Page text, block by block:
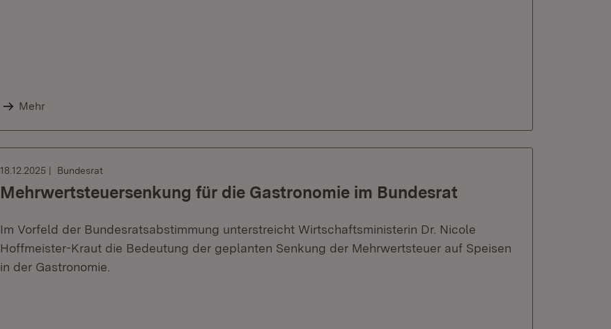
Mehr
18.12.2025 Bundesrat
Mehrwertsteuersenkung für die Gastronomie im Bundesrat
Im Vorfeld der Bundesratsabstimmung unterstreicht Wirtschaftsministerin Dr. Nicole
Hoffmeister-Kraut die Bedeutung der geplanten Senkung der Mehrwertsteuer auf Speisen
in der Gastronomie.